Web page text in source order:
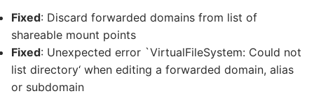
Fixed: Discard forwarded domains from list of
shareable mount points
Fixed: Unexpected error `VirtualFileSystem: Could not
list directory‘ when editing a forwarded domain, alias
or subdomain